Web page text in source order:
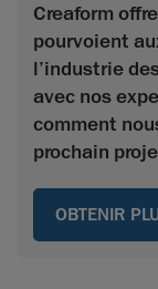
Creaform
pourvoient
l’industrie
avec nos
comment
prochain
OBTENIR